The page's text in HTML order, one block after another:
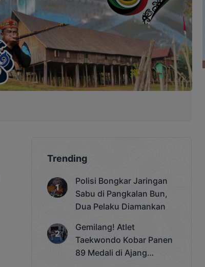
Trending
Polisi Bongkar Jaringan
Sabu di Pangkalan Bun,
Dua Pelaku Diamankan
Gemilang! Atlet
Taekwondo Kobar Panen
89 Medali di Ajang